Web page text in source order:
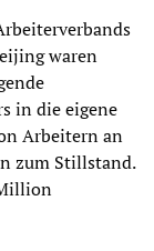
waren
in die eigene
Arbeitern an
zum Stillstand.